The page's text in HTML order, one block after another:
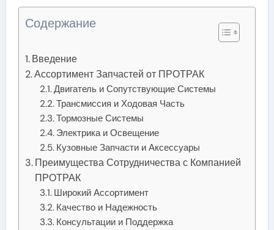
Содержание
Введение
Ассортимент Запчастей от ПРОТРАК
Двигатель и Сопутствующие Системы
Трансмиссия и Ходовая Часть
Тормозные Системы
Электрика и Освещение
Кузовные Запчасти и Аксессуары
Преимущества Сотрудничества с Компанией
ПРОТРАК
Широкий Ассортимент
Качество и Надежность
Консультации и Поддержка